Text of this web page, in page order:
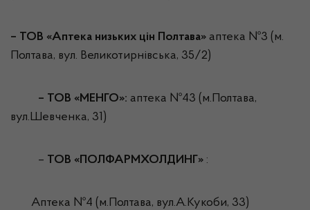
– ТОВ «Аптека низьких цін Полтава» аптека №3 (м.
Полтава, вул. Великотирнівська, 35/2)
– ТОВ «МЕНГО»: аптека №43 (м.Полтава,
вул.Шевченка, 31)
– ТОВ «ПОЛФАРМХОЛДИНГ» :
Аптека №4 (м.Полтава, вул.А.Кукоби, 33)